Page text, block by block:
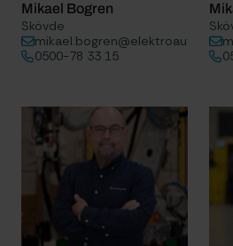
Mikael Bogren
Skövde
0500-78 33 15